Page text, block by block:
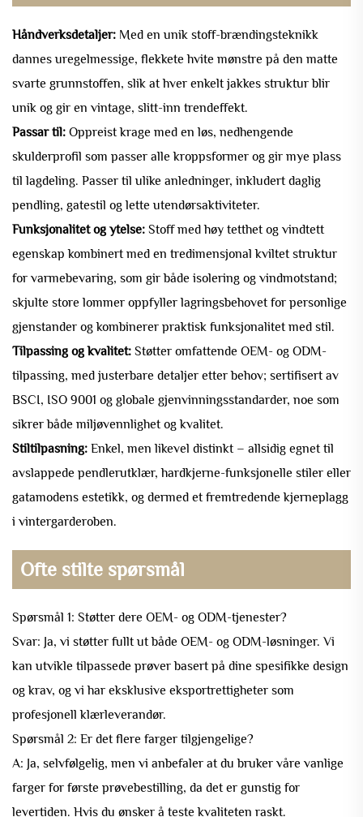
Håndverksdetaljer: Med en unik stoff-brændingsteknikk
dannes uregelmessige, flekkete hvite mønstre på den matte
svarte grunnstoffen, slik at hver enkelt jakkes struktur blir
unik og gir en vintage, slitt-inn trendeffekt.
Passar til: Oppreist krage med en løs, nedhengende
skulderprofil som passer alle kroppsformer og gir mye plass
til lagdeling. Passer til ulike anledninger, inkludert daglig
pendling, gatestil og lette utendørsaktiviteter.
Funksjonalitet og ytelse: Stoff med høy tetthet og vindtett
egenskap kombinert med en tredimensjonal kviltet struktur
for varmebevaring, som gir både isolering og vindmotstand;
skjulte store lommer oppfyller lagringsbehovet for personlige
gjenstander og kombinerer praktisk funksjonalitet med stil.
Tilpassing og kvalitet: Støtter omfattende OEM- og ODM-
tilpassing, med justerbare detaljer etter behov; sertifisert av
BSCI, ISO 9001 og globale gjenvinningsstandarder, noe som
sikrer både miljøvennlighet og kvalitet.
Stiltilpasning: Enkel, men likevel distinkt – allsidig egnet til
avslappede pendlerutklær, hardkjerne-funksjonelle stiler eller
gatamodens estetikk, og dermed et fremtredende kjerneplagg
i vintergarderoben.
Ofte stilte spørsmål
Spørsmål 1: Støtter dere OEM- og ODM-tjenester?
Svar: Ja, vi støtter fullt ut både OEM- og ODM-løsninger. Vi
kan utvikle tilpassede prøver basert på dine spesifikke design
og krav, og vi har eksklusive eksportrettigheter som
profesjonell klærleverandør.
Spørsmål 2: Er det flere farger tilgjengelige?
A: Ja, selvfølgelig, men vi anbefaler at du bruker våre vanlige
farger for første prøvebestilling, da det er gunstig for
levertiden. Hvis du ønsker å teste kvaliteten raskt.